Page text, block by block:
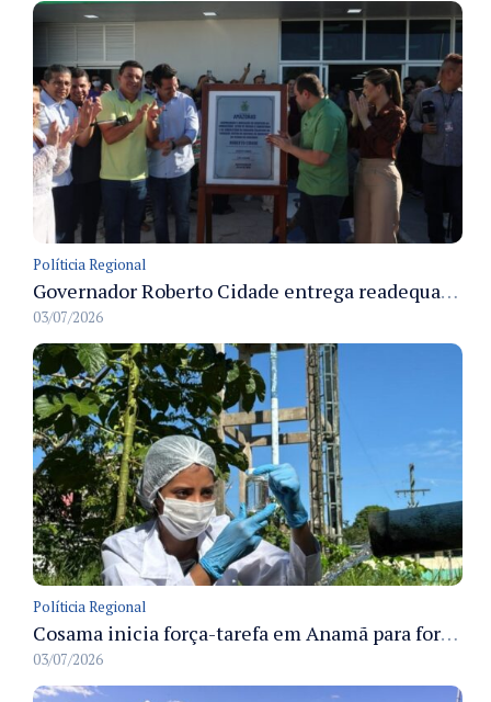
Políticia Regional
Governador Roberto Cidade entrega readequação do ambulatório da FCecon e amplia capacidade de atendimento oncológico em Manaus
03/07/2026
Políticia Regional
Cosama inicia força-tarefa em Anamã para fortalecer abastecimento de água e segurança hídrica da população
03/07/2026